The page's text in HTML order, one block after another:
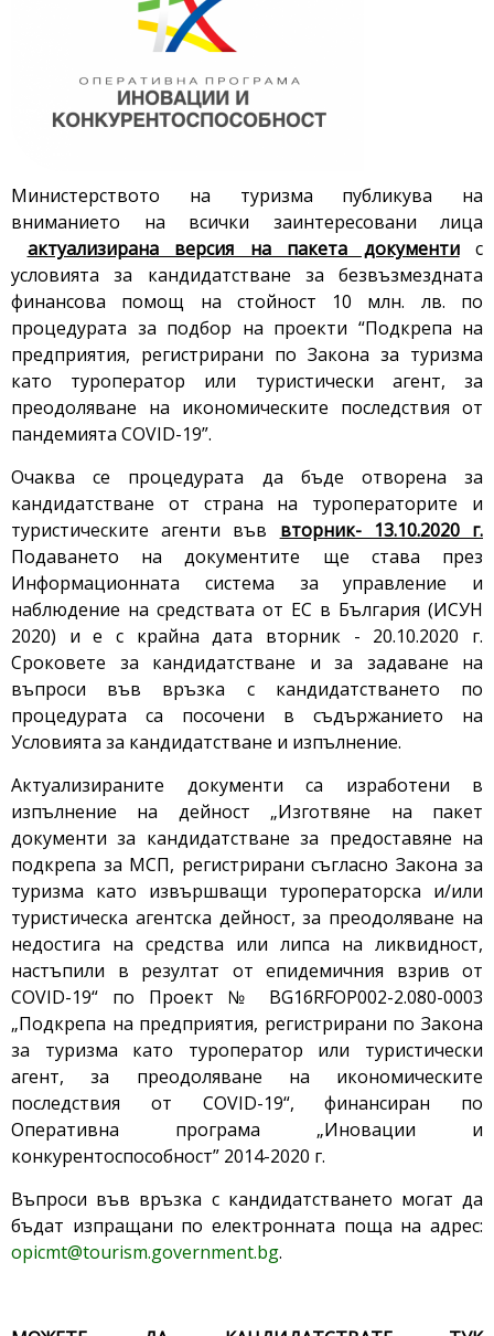
Министерството на туризма публикува на
вниманието на всички заинтересовани лица
актуализирана версия на пакета документис
условията за кандидатстване за безвъзмездната
финансова помощ на стойност 10 млн. лв. по
процедурата за подбор на проекти “Подкрепа на
предприятия, регистрирани по Закона за туризма
като туроператор или туристически агент, за
преодоляване на икономическите последствия от
пандемията COVID-19”.
Очаква се процедурата да бъде отворена за
кандидатстване от страна на туроператорите и
туристическите агенти във вторник- 13.10.2020 г.
Подаването на документите ще става през
Информационната система за управление и
наблюдение на средствата от ЕС в България (ИСУН
2020) и е с крайна дата вторник - 20.10.2020 г.
Сроковете за кандидатстване и за задаване на
въпроси във връзка с кандидатстването по
процедурата са посочени в съдържанието на
Условията за кандидатстване и изпълнение.
Актуализираните документи са изработени в
изпълнение на дейност „Изготвяне на пакет
документи за кандидатстване за предоставяне на
подкрепа за МСП, регистрирани съгласно Закона за
туризма като извършващи туроператорска и/или
туристическа агентска дейност, за преодоляване на
недостига на средства или липса на ликвидност,
настъпили в резултат от епидемичния взрив от
COVID-19“ по Проект № BG16RFOP002-2.080-0003
„Подкрепа на предприятия, регистрирани по Закона
за туризма като туроператор или туристически
агент, за преодоляване на икономическите
последствия от COVID-19“, финансиран по
Оперативна програма „Иновации и
конкурентоспособност” 2014-2020 г.
Въпроси във връзка с кандидатстването могат да
бъдат изпращани по електронната поща на адрес:
opicmt@tourism.government.bg.